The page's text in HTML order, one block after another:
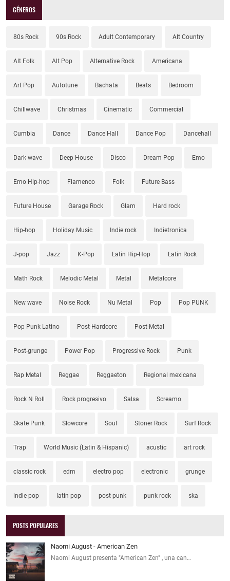
GÉNEROS
80s Rock 90s Rock Adult Contemporary Alt Country
Alt Folk Alt Pop Alternative Rock Americana
Art Pop Autotune Bachata Beats Bedroom
Chillwave Christmas Cinematic Commercial
Cumbia Dance Dance Hall Dance Pop Dancehall
Dark wave Deep House Disco Dream Pop Emo
Emo Hip-hop Flamenco Folk Future Bass
Future House Garage Rock Glam Hard rock
Hip-hop Holiday Music Indie rock Indietronica
J-pop Jazz K-Pop Latin Hip-Hop Latin Rock
Math Rock Melodic Metal Metal Metalcore
New wave Noise Rock Nu Metal Pop Pop PUNK
Pop Punk Latino Post-Hardcore Post-Metal
Post-grunge Power Pop Progressive Rock Punk
Rap Metal Reggae Reggaeton Regional mexicana
Rock N Roll Rock progresivo Salsa Screamo
Skate Punk Slowcore Soul Stoner Rock Surf Rock
Trap World Music (Latin & Hispanic) acustic art rock
classic rock edm electro pop electronic grunge
indie pop latin pop post-punk punk rock ska
POSTS POPULARES
Naomi August - American Zen
Naomi August presenta "American Zen" , una can…